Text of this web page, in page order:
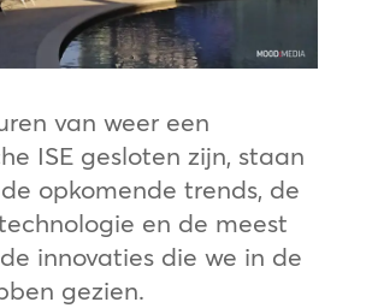
van weer een
ISE gesloten zijn, staan
opkomende trends, de
en de meest
innovaties die we in de
gezien.